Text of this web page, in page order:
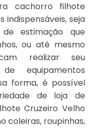
cachorro filhote
indispensáveis, seja
estimação que
ou até mesmo
realizar seu
equipamentos
forma, é possível
de loja de
Cruzeiro Velho
coleiras, roupinhas,